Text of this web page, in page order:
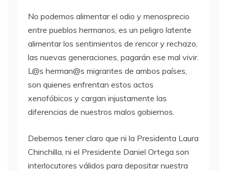
No podemos alimentar el odio y menosprecio
entre pueblos hermanos, es un peligro latente
alimentar los sentimientos de rencor y rechazo,
las nuevas generaciones, pagarán ese mal vivir.
L@s herman@s migrantes de ambos países,
son quienes enfrentan estos actos
xenofóbicos y cargan injustamente las
diferencias de nuestros malos gobiernos.
Debemos tener claro que ni la Presidenta Laura
Chinchilla, ni el Presidente Daniel Ortega son
interlocutores válidos para depositar nuestra